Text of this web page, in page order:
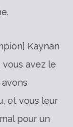
Kaynan
vous avez le
et vous leur
pour un